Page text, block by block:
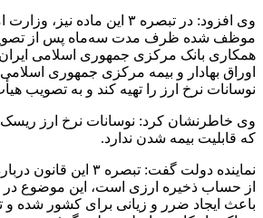
وی افزود: در تبصره ۳ این ماده
موظف شده ظرف مدت سه‌ماه پس از تصویب
همکاری بانک مرکزی جمهوری اسلامی
اوراق بهادار و بیمه مرکزی جمهوری
نوسانات نرخ ارز را تهیه کند و به تصویب
وی خاطرنشان کرد: نوسانات نرخ ارز ریسک
که قابلیت بیمه شدن ندارد.
نماینده دولت گفت:
از حساب ذخیره ارزی است، این موضوع
باعث ایجاد ضرر و زیانی برای کشور شده و